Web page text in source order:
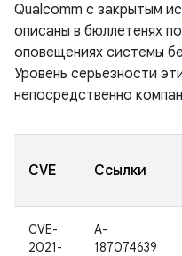
Qualcomm с закрытым
описаны в бюллетенях
оповещениях системы
Уровень серьезности
непосредственно
CVE Ссылки
CVE-
2021-
A-
187074639